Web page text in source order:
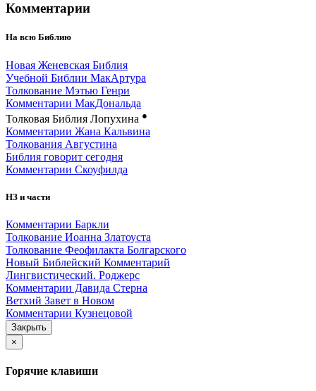
Комментарии
На всю Библию
Новая Женевская Библия
Учебной Библии МакАртура
Толкование Мэтью Генри
Комментарии МакДональда
Толковая Библия Лопухина ●
Комментарии Жана Кальвина
Толкования Августина
Библия говорит сегодня
Комментарии Скоуфилда
НЗ и части
Комментарии Баркли
Толкование Иоанна Златоуста
Толкование Феофилакта Болгарского
Новый Библейский Комментарий
Лингвистический. Роджерс
Комментарии Давида Стерна
Ветхий Завет в Новом
Комментарии Кузнецовой
Закрыть
×
Горячие клавиши